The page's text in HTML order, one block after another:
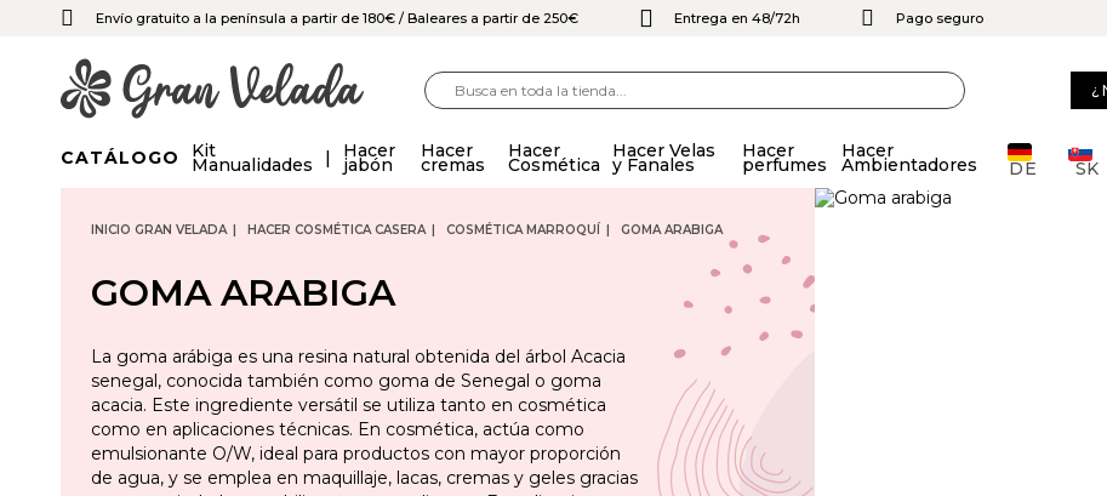
Envío gratuito a la península a partir de 180€ / Baleares a partir de 250€ Entrega en 48/72h Pago seguro
CATÁLOGO Kit
Manualidades
Hacer
jabón
Hacer
cremas
Hacer
Cosmética
Hacer Velas
y Fanales
Hacer
perfumes
Hacer
Ambientadores DE SK
INICIO GRAN VELADA HACER COSMÉTICA CASERA COSMÉTICA MARROQUÍ GOMA ARABIGA
GOMA ARABIGA
La goma arábiga es una resina natural obtenida del árbol Acacia
senegal, conocida también como goma de Senegal o goma
acacia. Este ingrediente versátil se utiliza tanto en cosmética
como en aplicaciones técnicas. En cosmética, actúa como
emulsionante O/W, ideal para productos con mayor proporción
de agua, y se emplea en maquillaje, lacas, cremas y geles gracias